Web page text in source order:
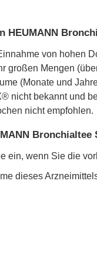
HEUMANN
von hohen
großen Mengen
(Monate und
nicht bekannt und
nicht empfohlen.
Bronchialtee
ein, wenn Sie die
dieses